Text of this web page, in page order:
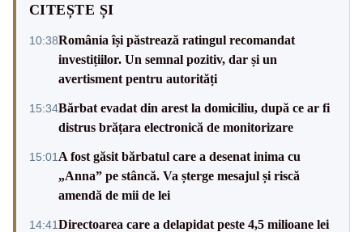
CITEȘTE ȘI
10:38România își păstrează ratingul recomandat
investițiilor. Un semnal pozitiv, dar și un
avertisment pentru autorități
15:34Bărbat evadat din arest la domiciliu, după ce ar fi
distrus brățara electronică de monitorizare
15:01 A fost găsit bărbatul care a desenat inima cu
„Anna” pe stâncă. Va șterge mesajul și riscă
amendă de mii de lei
14:41Directoarea care a delapidat peste 4,5 milioane lei